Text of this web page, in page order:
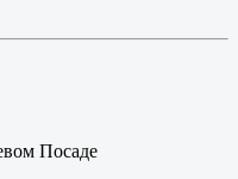
Посаде